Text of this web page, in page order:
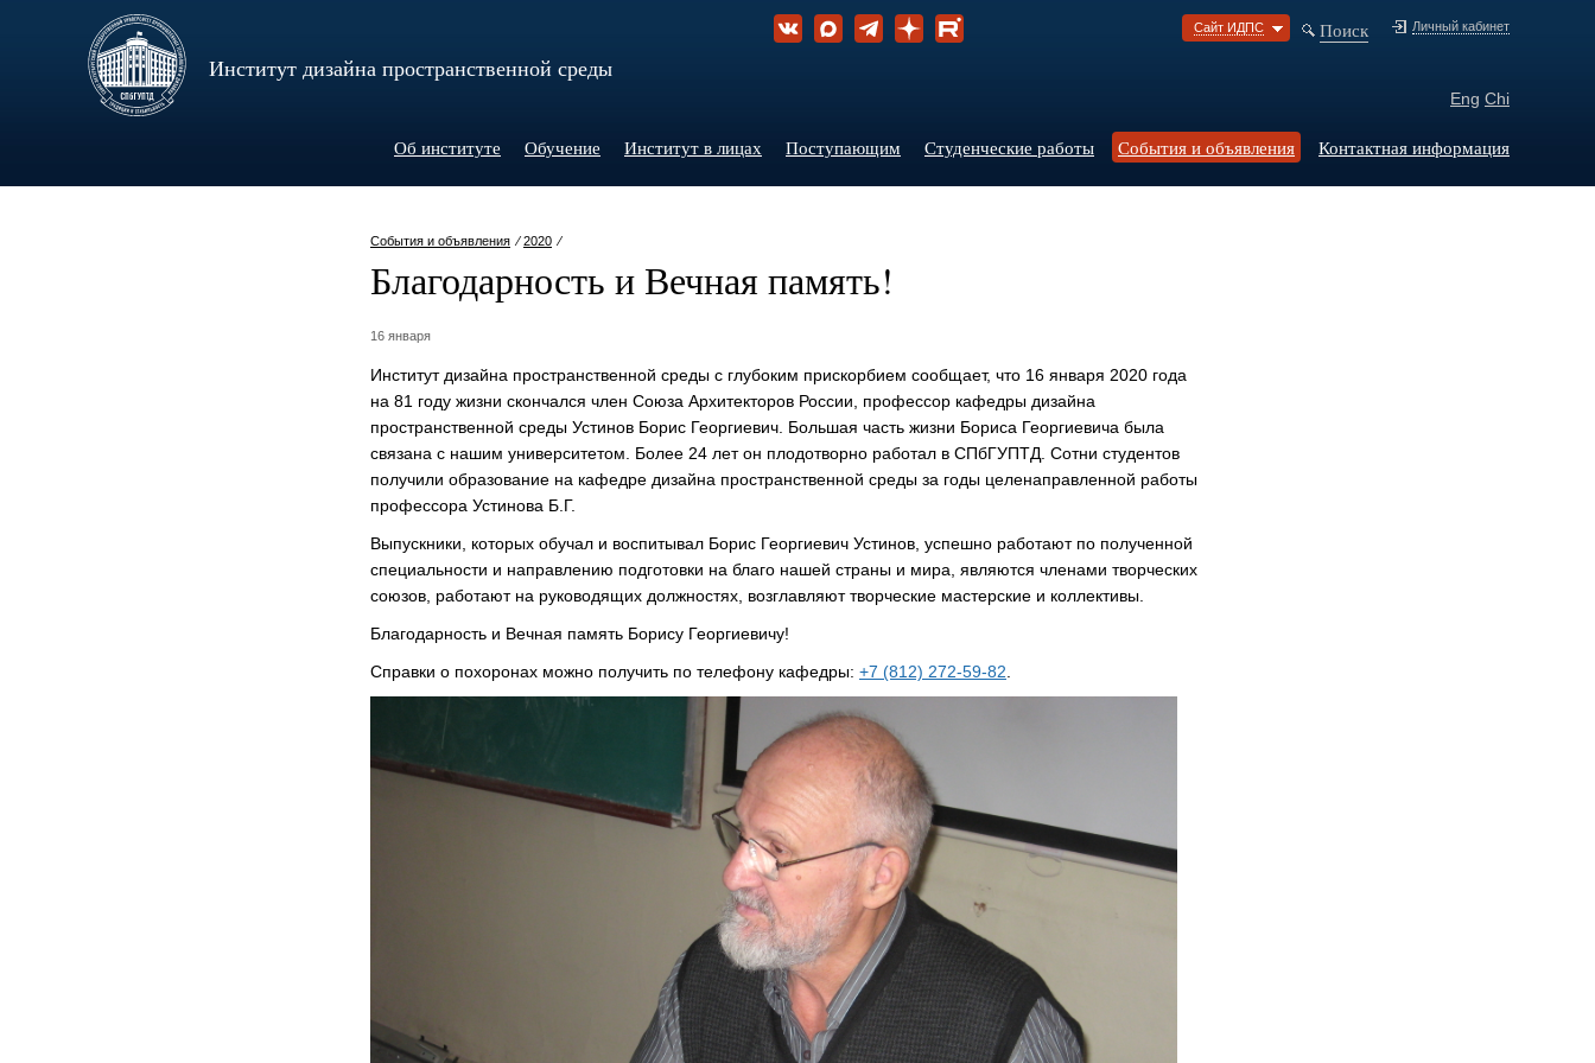
Институт дизайна пространственной среды
Личный кабинет
Поиск
Сайт ИДПС
Eng Chi
Об институте Обучение Институт в лицах Поступающим Студенческие работы События и объявления Контактная информация
События и объявления ⁄2020 ⁄
Благодарность и Вечная память!
16 января
Институт дизайна пространственной среды с глубоким прискорбием сообщает, что 16 января 2020 года
на 81 году жизни скончался член Союза Архитекторов России, профессор кафедры дизайна
пространственной среды Устинов Борис Георгиевич. Большая часть жизни Бориса Георгиевича была
связана с нашим университетом. Более 24 лет он плодотворно работал в СПбГУПТД. Сотни студентов
получили образование на кафедре дизайна пространственной среды за годы целенаправленной работы
профессора Устинова Б.Г.
Выпускники, которых обучал и воспитывал Борис Георгиевич Устинов, успешно работают по полученной
специальности и направлению подготовки на благо нашей страны и мира, являются членами творческих
союзов, работают на руководящих должностях, возглавляют творческие мастерские и коллективы.
Благодарность и Вечная память Борису Георгиевичу!
Справки о похоронах можно получить по телефону кафедры: +7 (812) 272-59-82